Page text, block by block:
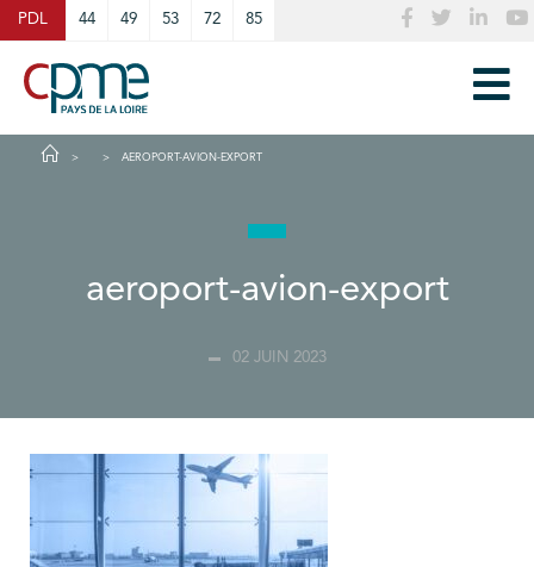
PDL 44 49 53 72 85
AEROPORT-AVION-EXPORT
aeroport-avion-export
02 JUIN 2023
Cookies management panel